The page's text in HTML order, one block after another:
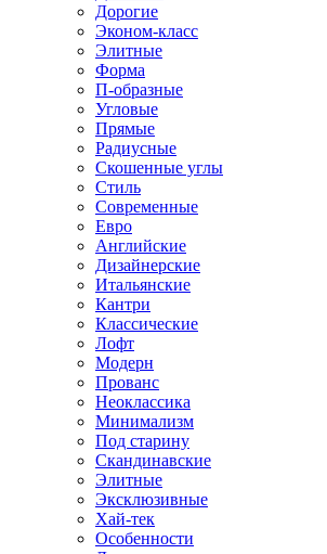
Дорогие
Эконом-класс
Элитные
Форма
П-образные
Угловые
Прямые
Радиусные
Скошенные углы
Стиль
Современные
Евро
Английские
Дизайнерские
Итальянские
Кантри
Классические
Лофт
Модерн
Прованс
Неоклассика
Минимализм
Под старину
Скандинавские
Элитные
Эксклюзивные
Хай-тек
Особенности